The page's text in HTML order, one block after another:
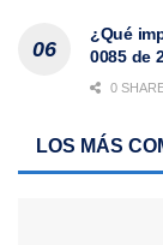
¿Qué
0085 de
0
LOS MÁS